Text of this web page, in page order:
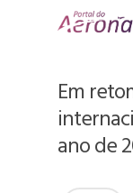
Em
ano de